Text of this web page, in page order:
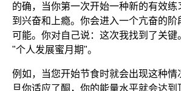
的确，当你第一次开始一种新的有效练
到兴奋和上瘾。你会进入一个亢奋的阶
可能。你对自己说：这次我找到了关键
"个人发展蜜月期"。
例如，当您开始节食时就会出现这种情
旦你适应了酮，你的能量水平就会达到